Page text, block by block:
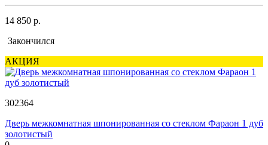
14 850 р.
Закончился
АКЦИЯ
302364
Дверь межкомнатная шпонированная со стеклом Фараон 1 дуб
золотистый